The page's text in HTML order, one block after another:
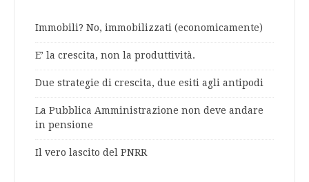
Immobili? No, immobilizzati (economicamente)
E’ la crescita, non la produttività.
Due strategie di crescita, due esiti agli antipodi
La Pubblica Amministrazione non deve andare
in pensione
Il vero lascito del PNRR